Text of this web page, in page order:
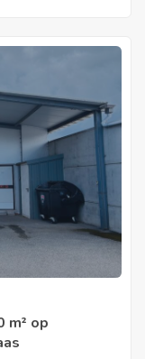
m² op